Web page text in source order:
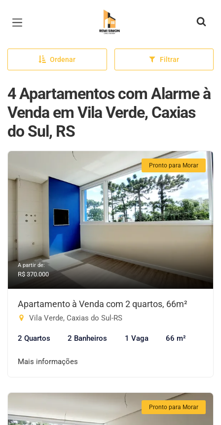
Página inicial
Ordenar Filtrar
4 Apartamentos com Alarme à
Venda em Vila Verde, Caxias
do Sul, RS
Pronto para Morar
A partir de:
R$ 370.000
Apartamento à Venda com 2 quartos, 66m²
Vila Verde, Caxias do Sul-RS
2 Quartos 2 Banheiros 1 Vaga 66 m²
Mais informações
Pronto para Morar